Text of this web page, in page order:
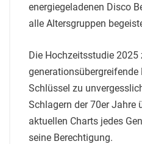
energiegeladenen Disco
alle Altersgruppen
Die Hochzeitsstudie
Schlüssel zu
Schlagern der 70er Jahre
aktuellen Charts jedes
seine Berechtigung.